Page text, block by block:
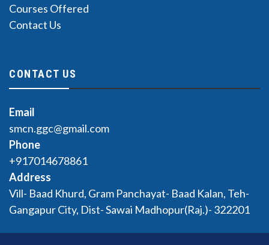
Courses Offered
Contact Us
CONTACT US
Email
smcn.ggc@gmail.com
Phone
+917014678861
Address
Vill- Baad Khurd, Gram Panchayat- Baad Kalan, Teh-
Gangapur City, Dist- Sawai Madhopur(Raj.)- 322201